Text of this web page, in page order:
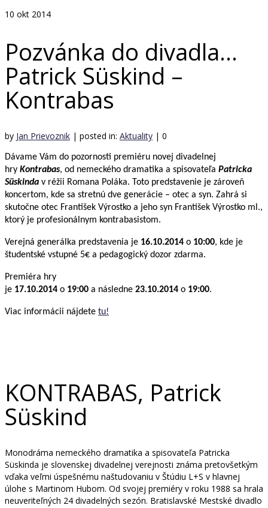
10 okt 2014
Pozvánka do divadla…
Patrick Süskind –
Kontrabas
by Jan Prievoznik | posted in: Aktuality | 0
Dávame Vám do pozornosti premiéru novej divadelnej
hry Kontrabas, od nemeckého dramatika a spisovateľa Patricka
Süskinda v réžii Romana Poláka. Toto predstavenie je zároveň
koncertom, kde sa stretnú dve generácie – otec a syn. Zahrá si
skutočne otec František Výrostko a jeho syn František Výrostko ml.,
ktorý je profesionálnym kontrabasistom.
Verejná generálka predstavenia je 16.10.2014 o 10:00, kde je
študentské vstupné 5€ a pedagogický dozor zdarma.
Premiéra hry
je 17.10.2014 o 19:00 a následne 23.10.2014 o 19:00.
Viac informácii nájdete tu!
KONTRABAS, Patrick
Süskind
Monodráma nemeckého dramatika a spisovateľa Patricka
Süskinda je slovenskej divadelnej verejnosti známa pretovšetkým
vďaka veľmi úspešnému naštudovaniu v Štúdiu L+S v hlavnej
úlohe s Martinom Hubom. Od svojej premiéry v roku 1988 sa hrala
neuveriteľných 24 divadelných sezón. Bratislavské Mestské divadlo